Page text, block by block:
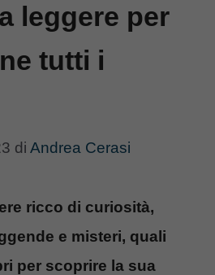
leggere per
tutti i
di Andrea Cerasi
ricco di curiosità,
e misteri, quali
per scoprire la sua